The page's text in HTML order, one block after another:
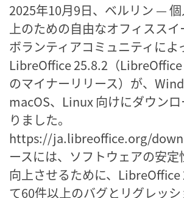
2025年10月9日、ベルリン —
上のための自由なオフィススイ
ボランティアコミュニティによ
LibreOffice 25.8.2（LibreOffice
のマイナーリリース）が、
macOS、Linux 向けにダウン
りました。
https://ja.libreoffice.org/
ースには、ソフトウェアの安定
向上させるために、LibreOffice
て60件以上のバグとリグレッ